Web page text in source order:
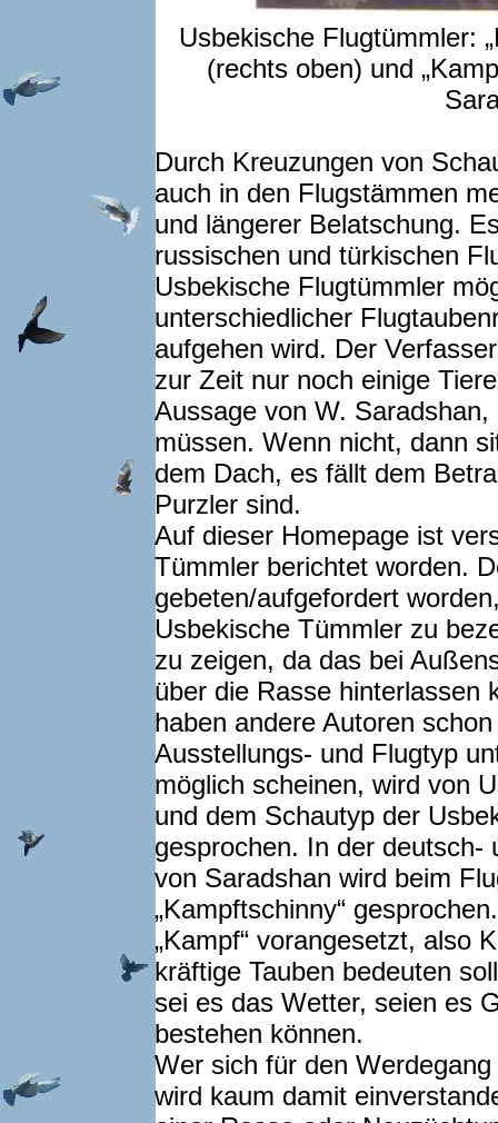
Usbekische Flugtümmler:
(rechts oben) und
Durch Kreuzungen von
auch in den Flugstämmen
und längerer Belatschung.
russischen und türkischen
Usbekische Flugtümmler
unterschiedlicher
aufgehen wird. Der
zur Zeit nur noch einige
Aussage von W.
müssen. Wenn nicht, dann
dem Dach, es fällt dem
Purzler sind.
Auf dieser Homepage ist
Tümmler berichtet worden.
gebeten/aufgefordert
Usbekische Tümmler zu
zu zeigen, da das bei
über die Rasse hinterlassen
haben andere Autoren
Ausstellungs- und Flugtyp
möglich scheinen, wird von
und dem Schautyp der
gesprochen. In der deutsch-
von Saradshan wird beim
„Kampftschinny“
„Kampf“ vorangesetzt, also
kräftige Tauben bedeuten
sei es das Wetter, seien es
bestehen können.
Wer sich für den
wird kaum damit